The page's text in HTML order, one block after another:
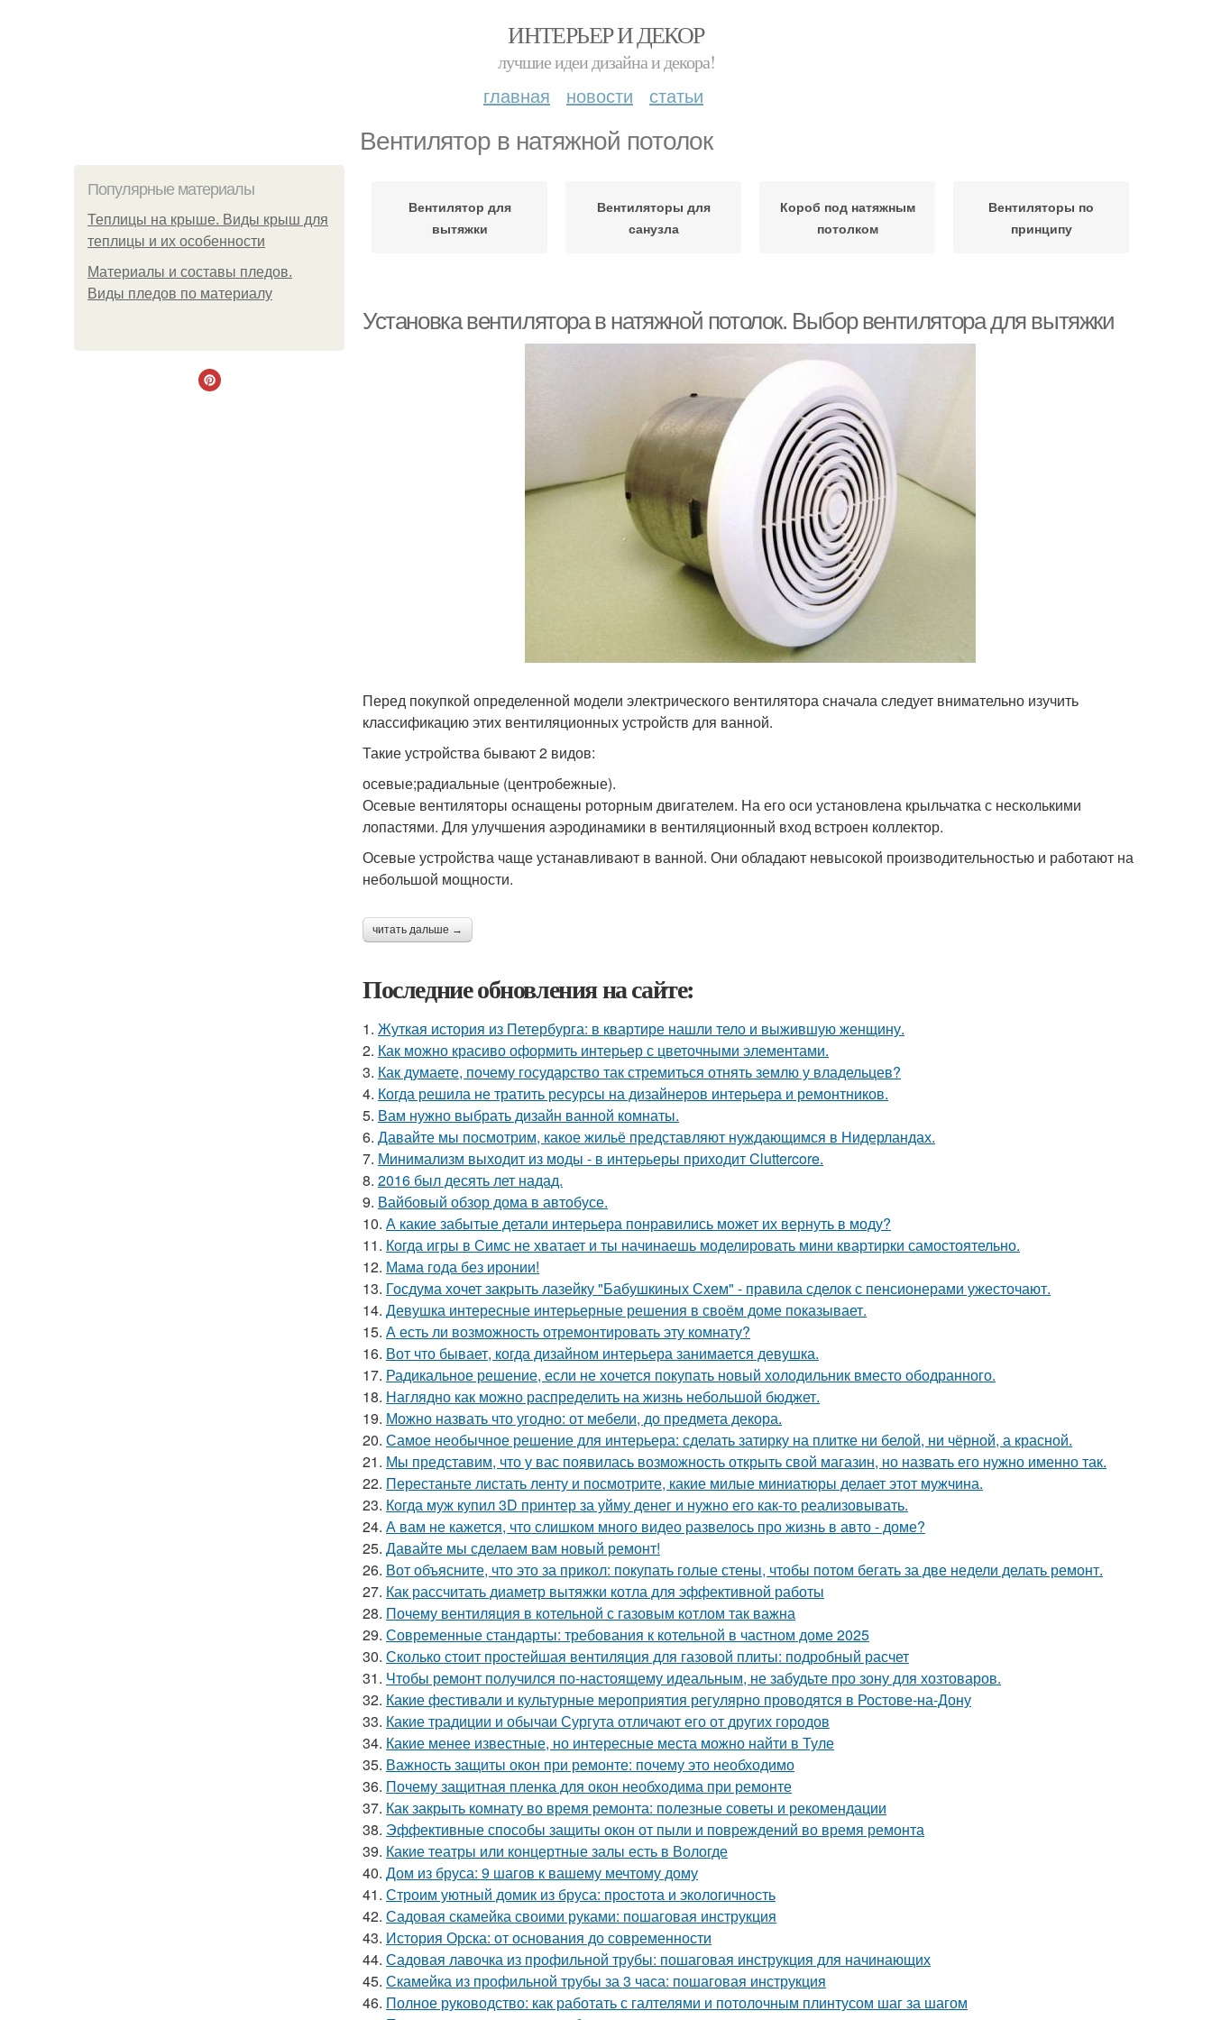
ИНТЕРЬЕР И ДЕКОР
лучшие идеи дизайна и декора!
главная новости статьи
Вентилятор в натяжной потолок
Популярные материалы
Теплицы на крыше. Виды крыш для
теплицы и их особенности
Материалы и составы пледов.
Виды пледов по материалу
Вентилятор для
вытяжки
Вентиляторы для
санузла
Короб под натяжным
потолком
Вентиляторы по
принципу
Установка вентилятора в натяжной потолок. Выбор вентилятора для вытяжки
Перед покупкой определенной модели электрического вентилятора сначала следует внимательно изучить
классификацию этих вентиляционных устройств для ванной.
Такие устройства бывают 2 видов:
осевые;радиальные (центробежные).
Осевые вентиляторы оснащены роторным двигателем. На его оси установлена крыльчатка с несколькими
лопастями. Для улучшения аэродинамики в вентиляционный вход встроен коллектор.
Осевые устройства чаще устанавливают в ванной. Они обладают невысокой производительностью и работают на
небольшой мощности.
читать дальше →
Последние обновления на сайте:
1. Жуткая история из Петербурга: в квартире нашли тело и выжившую женщину.
2. Как можно красиво оформить интерьер с цветочными элементами.
3. Как думаете, почему государство так стремиться отнять землю у владельцев?
4. Когда решила не тратить ресурсы на дизайнеров интерьера и ремонтников.
5. Вам нужно выбрать дизайн ванной комнаты.
6. Давайте мы посмотрим, какое жильё представляют нуждающимся в Нидерландах.
7. Минимализм выходит из моды - в интерьеры приходит Cluttercore.
8. 2016 был десять лет надад.
9. Вайбовый обзор дома в автобусе.
10. А какие забытые детали интерьера понравились может их вернуть в моду?
11. Когда игры в Симс не хватает и ты начинаешь моделировать мини квартирки самостоятельно.
12. Мама года без иронии!
13. Госдума хочет закрыть лазейку "Бабушкиных Схем" - правила сделок с пенсионерами ужесточают.
14. Девушка интересные интерьерные решения в своём доме показывает.
15. А есть ли возможность отремонтировать эту комнату?
16. Вот что бывает, когда дизайном интерьера занимается девушка.
17. Радикальное решение, если не хочется покупать новый холодильник вместо ободранного.
18. Наглядно как можно распределить на жизнь небольшой бюджет.
19. Можно назвать что угодно: от мебели, до предмета декора.
20. Самое необычное решение для интерьера: сделать затирку на плитке ни белой, ни чёрной, а красной.
21. Мы представим, что у вас появилась возможность открыть свой магазин, но назвать его нужно именно так.
22. Перестаньте листать ленту и посмотрите, какие милые миниатюры делает этот мужчина.
23. Когда муж купил 3D принтер за уйму денег и нужно его как-то реализовывать.
24. А вам не кажется, что слишком много видео развелось про жизнь в авто - доме?
25. Давайте мы сделаем вам новый ремонт!
26. Вот объясните, что это за прикол: покупать голые стены, чтобы потом бегать за две недели делать ремонт.
27. Как рассчитать диаметр вытяжки котла для эффективной работы
28. Почему вентиляция в котельной с газовым котлом так важна
29. Современные стандарты: требования к котельной в частном доме 2025
30. Сколько стоит простейшая вентиляция для газовой плиты: подробный расчет
31. Чтобы ремонт получился по-настоящему идеальным, не забудьте про зону для хозтоваров.
32. Какие фестивали и культурные мероприятия регулярно проводятся в Ростове-на-Дону
33. Какие традиции и обычаи Сургута отличают его от других городов
34. Какие менее известные, но интересные места можно найти в Туле
35. Важность защиты окон при ремонте: почему это необходимо
36. Почему защитная пленка для окон необходима при ремонте
37. Как закрыть комнату во время ремонта: полезные советы и рекомендации
38. Эффективные способы защиты окон от пыли и повреждений во время ремонта
39. Какие театры или концертные залы есть в Вологде
40. Дом из бруса: 9 шагов к вашему мечтому дому
41. Строим уютный домик из бруса: простота и экологичность
42. Садовая скамейка своими руками: пошаговая инструкция
43. История Орска: от основания до современности
44. Садовая лавочка из профильной трубы: пошаговая инструкция для начинающих
45. Скамейка из профильной трубы за 3 часа: пошаговая инструкция
46. Полное руководство: как работать с галтелями и потолочным плинтусом шаг за шагом